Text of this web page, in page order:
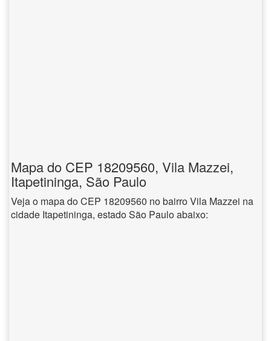
Mapa do CEP 18209560, Vila Mazzei,
Itapetininga, São Paulo
Veja o mapa do CEP 18209560 no bairro Vila Mazzei na
cidade Itapetininga, estado São Paulo abaixo: